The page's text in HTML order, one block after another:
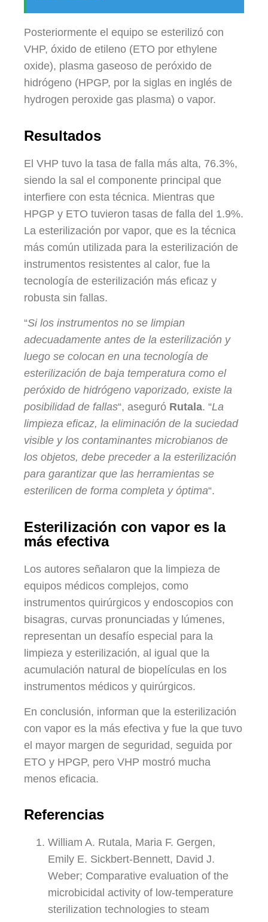
Posteriormente el equipo se esterilizó con
VHP, óxido de etileno (ETO por ethylene
oxide), plasma gaseoso de peróxido de
hidrógeno (HPGP, por la siglas en inglés de
hydrogen peroxide gas plasma) o vapor.
Resultados
El VHP tuvo la tasa de falla más alta, 76.3%,
siendo la sal el componente principal que
interfiere con esta técnica. Mientras que
HPGP y ETO tuvieron tasas de falla del 1.9%.
La esterilización por vapor, que es la técnica
más común utilizada para la esterilización de
instrumentos resistentes al calor, fue la
tecnología de esterilización más eficaz y
robusta sin fallas.
“Si los instrumentos no se limpian
adecuadamente antes de la esterilización y
luego se colocan en una tecnología de
esterilización de baja temperatura como el
peróxido de hidrógeno vaporizado, existe la
posibilidad de fallas“, aseguró Rutala. “La
limpieza eficaz, la eliminación de la suciedad
visible y los contaminantes microbianos de
los objetos, debe preceder a la esterilización
para garantizar que las herramientas se
esterilicen de forma completa y óptima“.
Esterilización con vapor es la
más efectiva
Los autores señalaron que la limpieza de
equipos médicos complejos, como
instrumentos quirúrgicos y endoscopios con
bisagras, curvas pronunciadas y lúmenes,
representan un desafío especial para la
limpieza y esterilización, al igual que la
acumulación natural de biopelículas en los
instrumentos médicos y quirúrgicos.
En conclusión, informan que la esterilización
con vapor es la más efectiva y fue la que tuvo
el mayor margen de seguridad, seguida por
ETO y HPGP, pero VHP mostró mucha
menos eficacia.
Referencias
William A. Rutala, Maria F. Gergen,
Emily E. Sickbert-Bennett, David J.
Weber; Comparative evaluation of the
microbicidal activity of low-temperature
sterilization technologies to steam